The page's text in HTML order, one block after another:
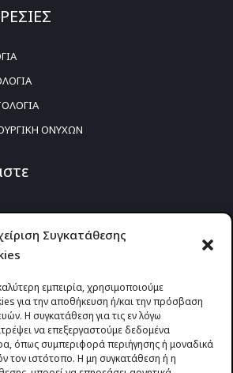
Συγκατάθεσης
εμπειρία, χρησιμοποιούμε
για την αποθήκευση ή/και την πρόσβαση
Η συγκατάθεση για τις εν λόγω
να επεξεργαστούμε δεδομένα
όπως συμπεριφορά περιήγησης ή μοναδικά
τον ιστότοπο. Η μη συγκατάθεση ή η
ΟΝΥΧΩΝ